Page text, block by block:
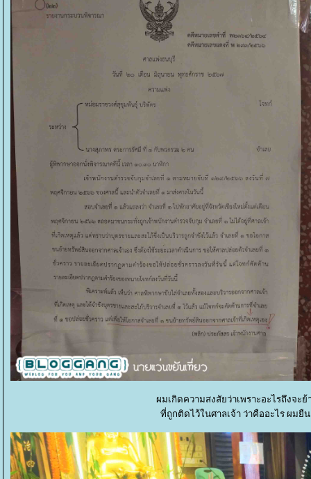
ผมเกิดความสงสัยว่าเพราะอะไรถึงจะ
ที่ถูกติดไว้ในศาลเจ้า ว่าคืออะไร ผม